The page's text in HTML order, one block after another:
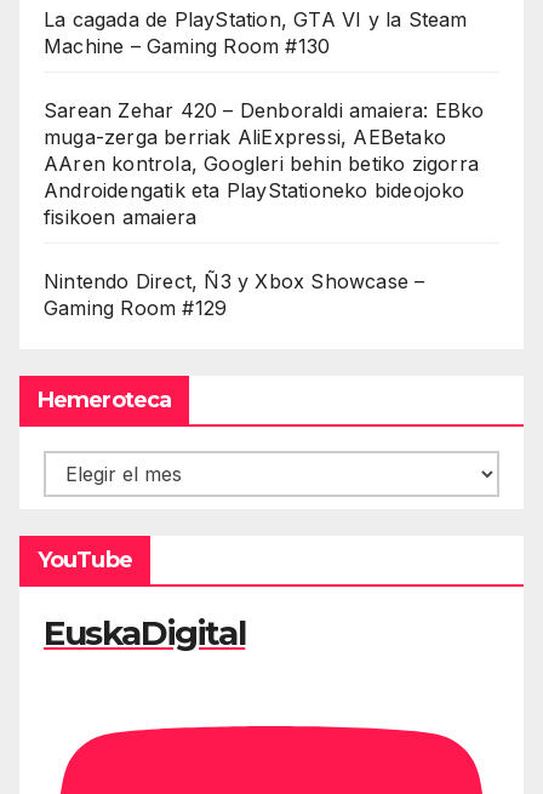
La cagada de PlayStation, GTA VI y la Steam
Machine – Gaming Room #130
Sarean Zehar 420 – Denboraldi amaiera: EBko
muga-zerga berriak AliExpressi, AEBetako
AAren kontrola, Googleri behin betiko zigorra
Androidengatik eta PlayStationeko bideojoko
fisikoen amaiera
Nintendo Direct, Ñ3 y Xbox Showcase –
Gaming Room #129
Hemeroteca
Hemeroteca
YouTube
EuskaDigital